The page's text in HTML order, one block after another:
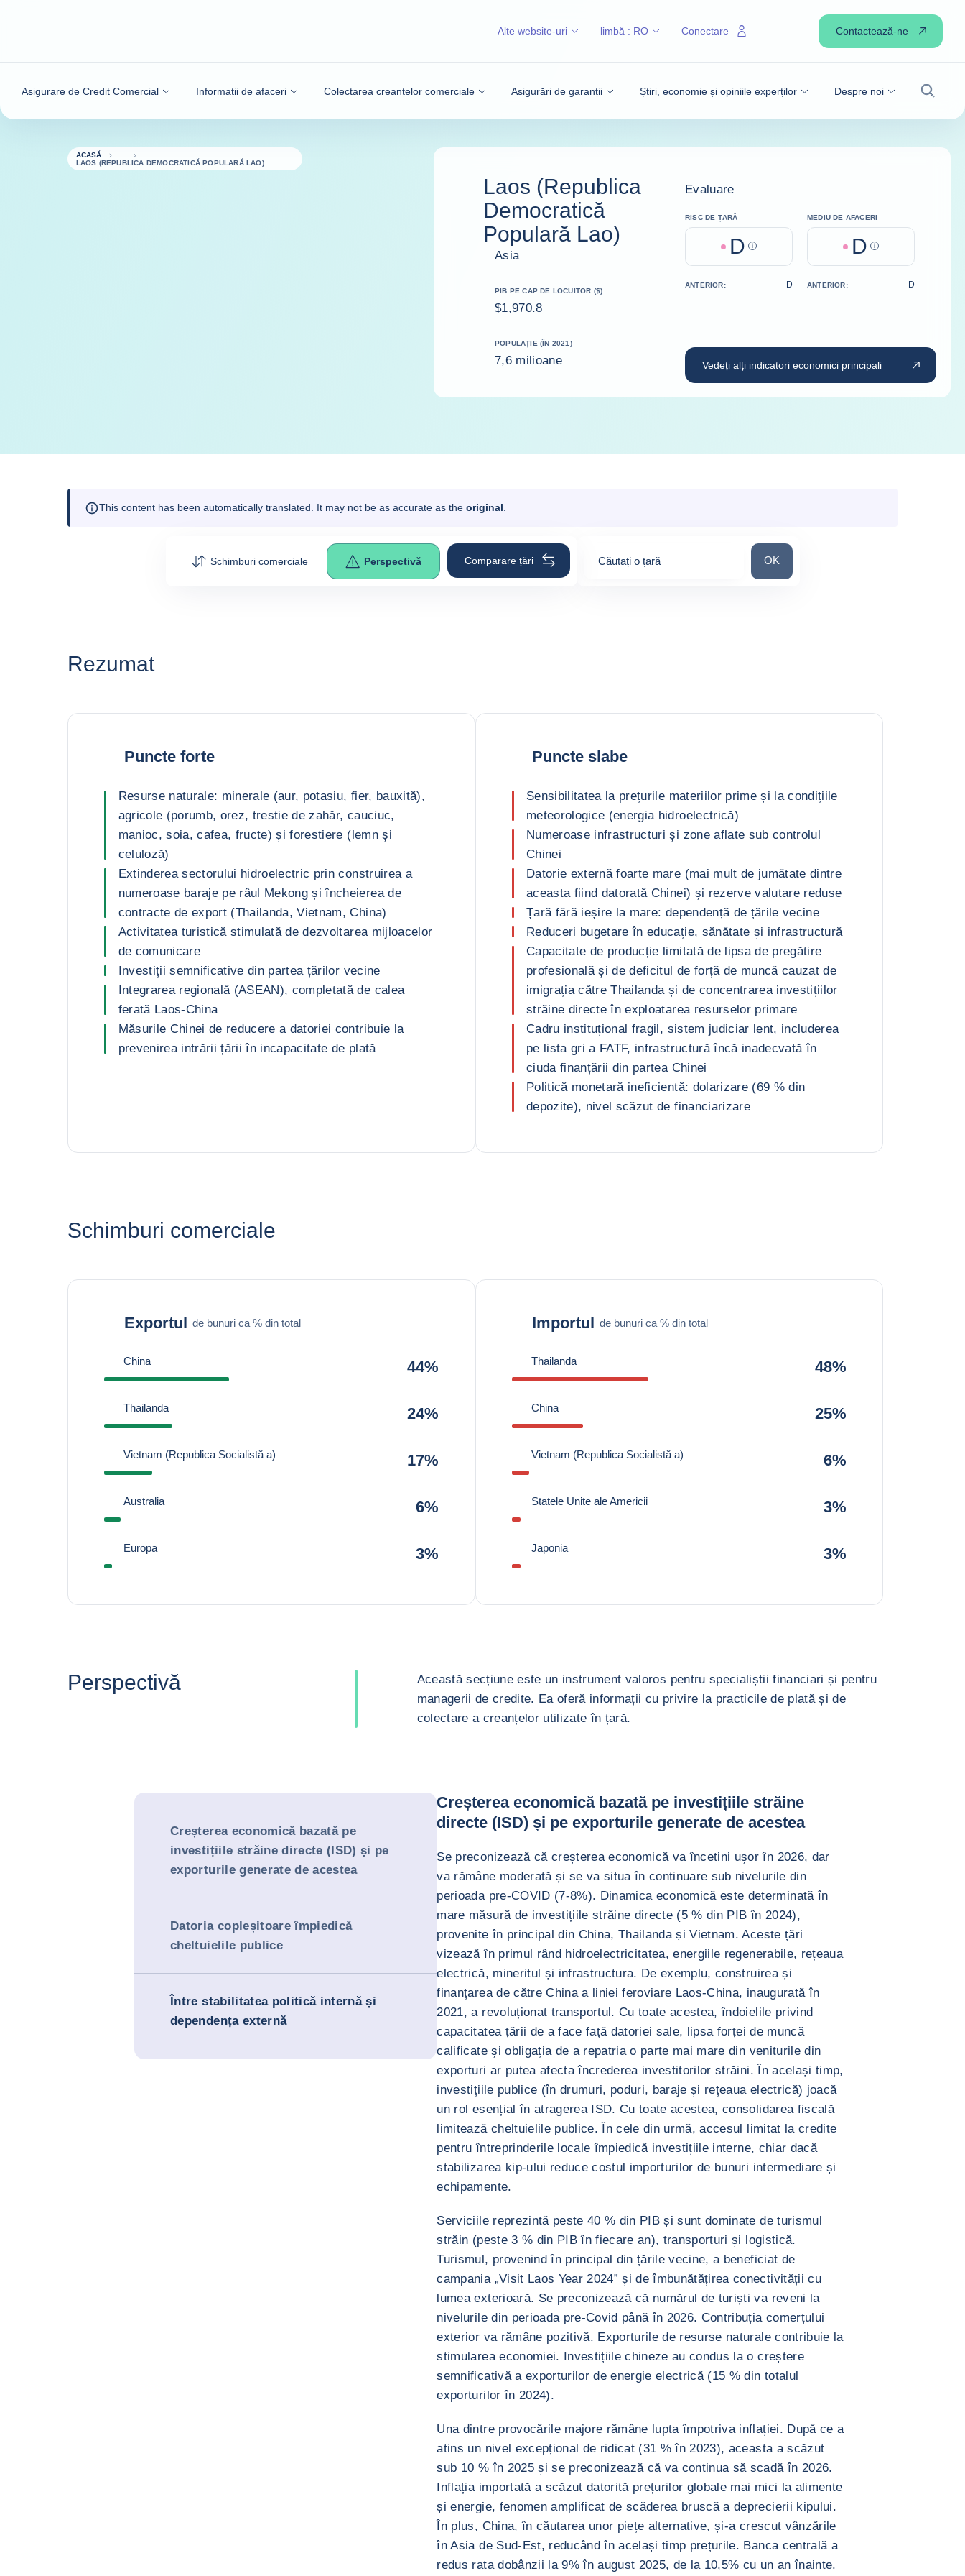
Asigurare de Credit Comercial Informații de afaceri Colectarea creanțelor comerciale Asigurări de garanții Știri, economie și opiniile experților Despre noi
Căutare
Alte website-uri limbă : RO Conectare Contactează-ne
ACASĂ
LAOS (REPUBLICA DEMOCRATICĂ POPULARĂ LAO)
Laos (Republica
Democratică
Populară Lao)
Asia
PIB PE CAP DE LOCUITOR ($)
$1,970.8
POPULAȚIE (ÎN 2021)
7,6 milioane
Evaluare
RISC DE ȚARĂ
D Help
MEDIU DE AFACERI
D Help
ANTERIOR: D ANTERIOR: D
Vedeți alți indicatori economici principali
This content has been automatically translated. It may not be as accurate as the original
Schimburi comerciale Perspectivă Comparare țări Căutați o țară Căutați o țară
OK
Rezumat
Puncte forte
Resurse naturale: minerale (aur, potasiu, fier, bauxită),
agricole (porumb, orez, trestie de zahăr, cauciuc,
manioc, soia, cafea, fructe) și forestiere (lemn și
celuloză)
Extinderea sectorului hidroelectric prin construirea a
numeroase baraje pe râul Mekong și încheierea de
contracte de export (Thailanda, Vietnam, China)
Activitatea turistică stimulată de dezvoltarea mijloacelor
de comunicare
Investiții semnificative din partea țărilor vecine
Integrarea regională (ASEAN), completată de calea
ferată Laos-China
Măsurile Chinei de reducere a datoriei contribuie la
prevenirea intrării țării în incapacitate de plată
Puncte slabe
Sensibilitatea la prețurile materiilor prime și la condițiile
meteorologice (energia hidroelectrică)
Numeroase infrastructuri și zone aflate sub controlul
Chinei
Datorie externă foarte mare (mai mult de jumătate dintre
aceasta fiind datorată Chinei) și rezerve valutare reduse
Țară fără ieșire la mare: dependență de țările vecine
Reduceri bugetare în educație, sănătate și infrastructură
Capacitate de producție limitată de lipsa de pregătire
profesională și de deficitul de forță de muncă cauzat de
imigrația către Thailanda și de concentrarea investițiilor
străine directe în exploatarea resurselor primare
Cadru instituțional fragil, sistem judiciar lent, includerea
pe lista gri a FATF, infrastructură încă inadecvată în
ciuda finanțării din partea Chinei
Politică monetară ineficientă: dolarizare (69 % din
depozite), nivel scăzut de financiarizare
Schimburi comerciale
Exportul de bunuri ca % din total
China 44%
Thailanda 24%
Vietnam (Republica Socialistă a) 17%
Australia 6%
Europa 3%
Importul de bunuri ca % din total
Thailanda 48%
China 25%
Vietnam (Republica Socialistă a) 6%
Statele Unite ale Americii 3%
Japonia 3%
Perspectivă
Această secțiune este un instrument valoros pentru specialiștii financiari și pentru
managerii de credite. Ea oferă informații cu privire la practicile de plată și de
colectare a creanțelor utilizate în țară.
Creșterea economică bazată pe
investițiile străine directe (ISD) și pe
exporturile generate de acestea
Datoria copleșitoare împiedică
cheltuielile publice
Între stabilitatea politică internă și
dependența externă
Creșterea economică bazată pe investițiile străine
directe (ISD) și pe exporturile generate de acestea
Se preconizează că creșterea economică va încetini ușor în 2026, dar
va rămâne moderată și se va situa în continuare sub nivelurile din
perioada pre-COVID (7-8%). Dinamica economică este determinată în
mare măsură de investițiile străine directe (5 % din PIB în 2024),
provenite în principal din China, Thailanda și Vietnam. Aceste țări
vizează în primul rând hidroelectricitatea, energiile regenerabile, rețeaua
electrică, mineritul și infrastructura. De exemplu, construirea și
finanțarea de către China a liniei feroviare Laos-China, inaugurată în
2021, a revoluționat transportul. Cu toate acestea, îndoielile privind
capacitatea țării de a face față datoriei sale, lipsa forței de muncă
calificate și obligația de a repatria o parte mai mare din veniturile din
exporturi ar putea afecta încrederea investitorilor străini. În același timp,
investițiile publice (în drumuri, poduri, baraje și rețeaua electrică) joacă
un rol esențial în atragerea ISD. Cu toate acestea, consolidarea fiscală
limitează cheltuielile publice. În cele din urmă, accesul limitat la credite
pentru întreprinderile locale împiedică investițiile interne, chiar dacă
stabilizarea kip-ului reduce costul importurilor de bunuri intermediare și
echipamente.
Serviciile reprezintă peste 40 % din PIB și sunt dominate de turismul
străin (peste 3 % din PIB în fiecare an), transporturi și logistică.
Turismul, provenind în principal din țările vecine, a beneficiat de
campania „Visit Laos Year 2024” și de îmbunătățirea conectivității cu
lumea exterioară. Se preconizează că numărul de turiști va reveni la
nivelurile din perioada pre-Covid până în 2026. Contribuția comerțului
exterior va rămâne pozitivă. Exporturile de resurse naturale contribuie la
stimularea economiei. Investițiile chineze au condus la o creștere
semnificativă a exporturilor de energie electrică (15 % din totalul
exporturilor în 2024).
Una dintre provocările majore rămâne lupta împotriva inflației. După ce a
atins un nivel excepțional de ridicat (31 % în 2023), aceasta a scăzut
sub 10 % în 2025 și se preconizează că va continua să scadă în 2026.
Inflația importată a scăzut datorită prețurilor globale mai mici la alimente
și energie, fenomen amplificat de scăderea bruscă a deprecierii kipului.
În plus, China, în căutarea unor piețe alternative, și-a crescut vânzările
în Asia de Sud-Est, reducând în același timp prețurile. Banca centrală a
redus rata dobânzii la 9% în august 2025, de la 10,5% cu un an înainte.